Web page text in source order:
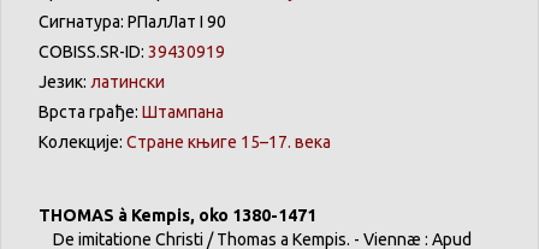
Сигнатура: РПалЛат I 90
COBISS.SR-ID: 39430919
Језик: латински
Врста грађе: Штампана
Колекције: Стране књиге 15–17. века
THOMAS à Kempis, oko 1380-1471
De imitatione Christi / Thomas a Kempis. - Viennæ : Apud